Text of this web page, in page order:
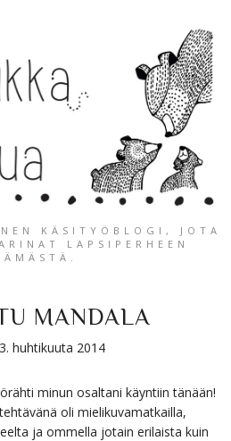
KÄSITYÖBLOGI, JOTA
LAPSIPERHEEN
MANDALA
huhtikuuta 2014
minun osaltani käyntiin tänään!
oli mielikuvamatkailla,
ja ommella jotain erilaista kuin